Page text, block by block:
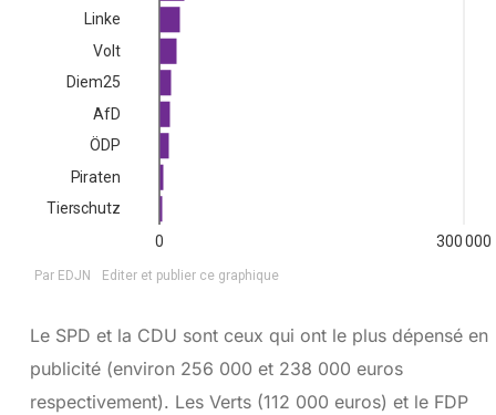
Le SPD et la CDU sont ceux qui ont le plus dépensé en
publicité (environ 256 000 et 238 000 euros
respectivement). Les Verts (112 000 euros) et le FDP